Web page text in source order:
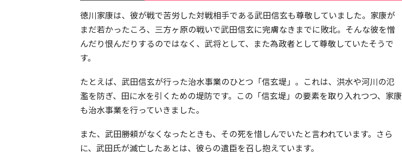
徳川家康は、彼が戦で苦労した対戦相手である武田信玄も尊敬していました。家康が
まだ若かったころ、三方ヶ原の戦いで武田信玄に完膚なきまでに敗北。そんな彼を憎
んだり恨んだりするのではなく、武将として、また為政者として尊敬していたそうで
す。
たとえば、武田信玄が行った治水事業のひとつ「信玄堤」。これは、洪水や河川の氾
濫を防ぎ、田に水を引くための堤防です。この「信玄堤」の要素を取り入れつつ、家康
も治水事業を行っていきました。
また、武田勝頼がなくなったときも、その死を惜しんでいたと言われています。さら
に、武田氏が滅亡したあとは、彼らの遺臣を召し抱えています。